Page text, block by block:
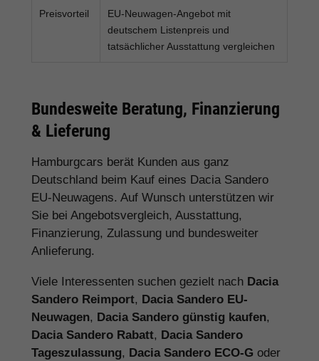
Preisvorteil
EU-Neuwagen-Angebot mit
deutschem Listenpreis und
tatsächlicher Ausstattung vergleichen
Bundesweite Beratung, Finanzierung
& Lieferung
Hamburgcars berät Kunden aus ganz
Deutschland beim Kauf eines Dacia Sandero
EU-Neuwagens. Auf Wunsch unterstützen wir
Sie bei Angebotsvergleich, Ausstattung,
Finanzierung, Zulassung und bundesweiter
Anlieferung.
Viele Interessenten suchen gezielt nach Dacia
Sandero Reimport, Dacia Sandero EU-
Neuwagen, Dacia Sandero günstig kaufen,
Dacia Sandero Rabatt, Dacia Sandero
Tageszulassung, Dacia Sandero ECO-G oder